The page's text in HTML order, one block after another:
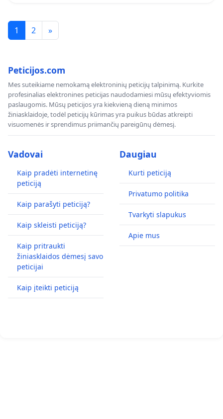
1 2 »
Peticijos.com
Mes suteikiame nemokamą elektroninių peticijų talpinimą. Kurkite
profesinalias elektronines peticijas naudodamiesi mūsų efektyviomis
paslaugomis. Mūsų peticijos yra kiekvieną dieną minimos
žiniasklaidoje, todėl peticijų kūrimas yra puikus būdas atkreipti
visuomenės ir sprendimus priimančių pareigūnų dėmesį.
Vadovai
Kaip pradėti internetinę
peticiją
Kaip parašyti peticiją?
Kaip skleisti peticiją?
Kaip pritraukti
žiniasklaidos dėmesį savo
peticijai
Kaip įteikti peticiją
Daugiau
Kurti peticiją
Privatumo politika
Tvarkyti slapukus
Apie mus